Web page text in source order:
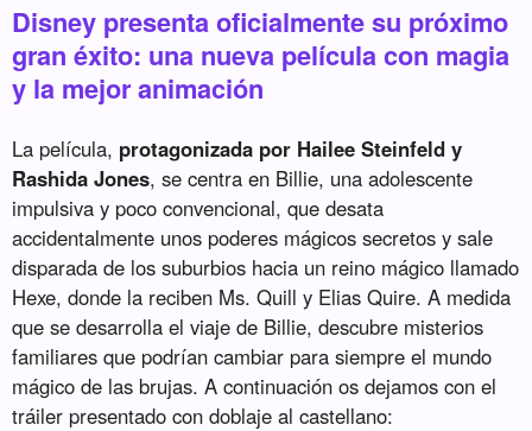
Disney presenta oficialmente su próximo
gran éxito: una nueva película con magia
y la mejor animación
La película, protagonizada por Hailee Steinfeld y
Rashida Jones, se centra en Billie, una adolescente
impulsiva y poco convencional, que desata
accidentalmente unos poderes mágicos secretos y sale
disparada de los suburbios hacia un reino mágico llamado
Hexe, donde la reciben Ms. Quill y Elias Quire. A medida
que se desarrolla el viaje de Billie, descubre misterios
familiares que podrían cambiar para siempre el mundo
mágico de las brujas. A continuación os dejamos con el
tráiler presentado con doblaje al castellano: